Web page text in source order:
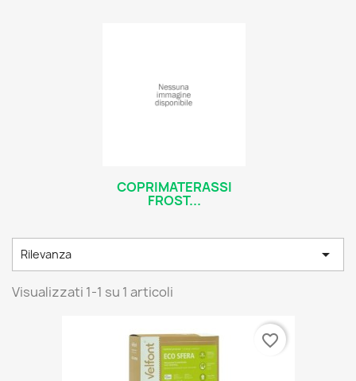
COPRIMATERASSI
FROST...
Rilevanza 
Visualizzati 1-1 su 1 articoli
favorite_border